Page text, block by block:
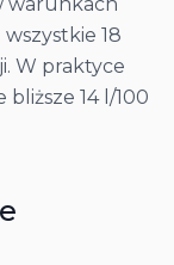
18
W praktyce
bliższe 14 l/100